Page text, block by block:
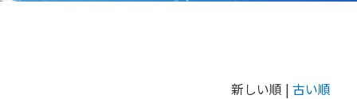
新しい順 | 古い順